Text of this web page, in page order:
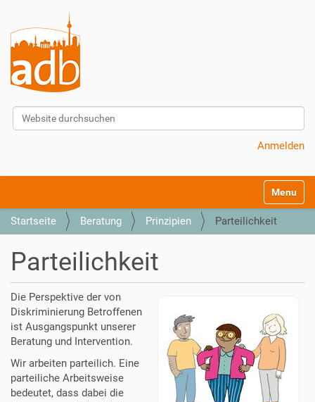
Website durchsuchen
Anmelden
k
Toggle
Startseite Beratung Prinzipien Parteilichkeit
Parteilichkeit
Die Perspektive der von
Diskriminierung Betroffenen
ist Ausgangspunkt unserer
Beratung und Intervention.
Wir arbeiten parteilich. Eine
parteiliche Arbeitsweise
bedeutet, dass dabei die